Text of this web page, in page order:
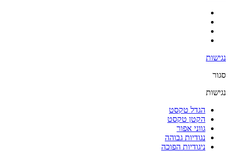
נגישות
סגור
נגישות
הגדל טקסט
הקטן טקסט
גווני אפור
נגודיות גבוהה
ניגודיות הפוכה